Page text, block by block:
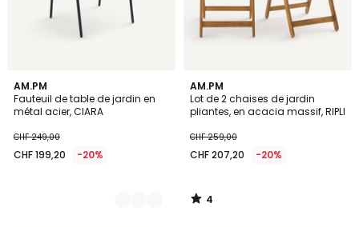
AM.PM
Fauteuil de table de jardin en
métal acier, CIARA
CHF 249,00
CHF 199,20 -20%
2
Couleurs
AM.PM
Lot de 2 chaises de jardin
pliantes, en acacia massif, RIPLI
CHF 259,00
CHF 207,20 -20%
4
/
5
4
/